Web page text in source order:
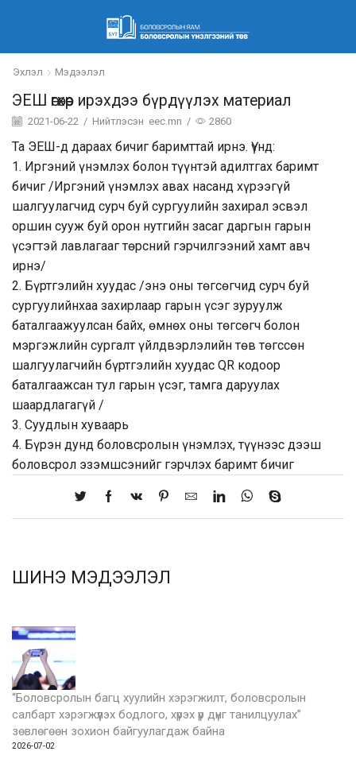
Эхлэл Мэдээлэл
ЭЕШ өгөхөөр ирэхдээ бүрдүүлэх материал
2021-06-22 / Нийтлэсэн eec.mn / 2860
Та ЭЕШ-д дараах бичиг баримттай ирнэ. Үүнд:
1. Иргэний үнэмлэх болон түүнтэй адилтгах баримт
бичиг /Иргэний үнэмлэх авах насанд хүрээгүй
шалгуулагчид сурч буй сургуулийн захирал эсвэл
оршин сууж буй орон нутгийн засаг даргын гарын
үсэгтэй лавлагааг төрсний гэрчилгээний хамт авч
ирнэ/
2. Бүртгэлийн хуудас /энэ оны төгсөгчид сурч буй
сургуулийнхаа захирлаар гарын үсэг зуруулж
баталгаажуулсан байх, өмнөх оны төгсөгч болон
мэргэжлийн сургалт үйлдвэрлэлийн төв төгссөн
шалгуулагчийн бүртгэлийн хуудас QR кодоор
баталгаажсан тул гарын үсэг, тамга даруулах
шаардлагагүй /
3. Суудлын хуваарь
4. Бүрэн дунд боловсролын үнэмлэх, түүнээс дээш
боловсрол эзэмшсэнийг гэрчлэх баримт бичиг
ШИНЭ МЭДЭЭЛЭЛ
“Боловсролын багц хуулийн хэрэгжилт, боловсролын
салбарт хэрэгжүүлэх бодлого, хүрэх үр дүнг танилцуулах”
зөвлөгөөн зохион байгуулагдаж байна
2026-07-02